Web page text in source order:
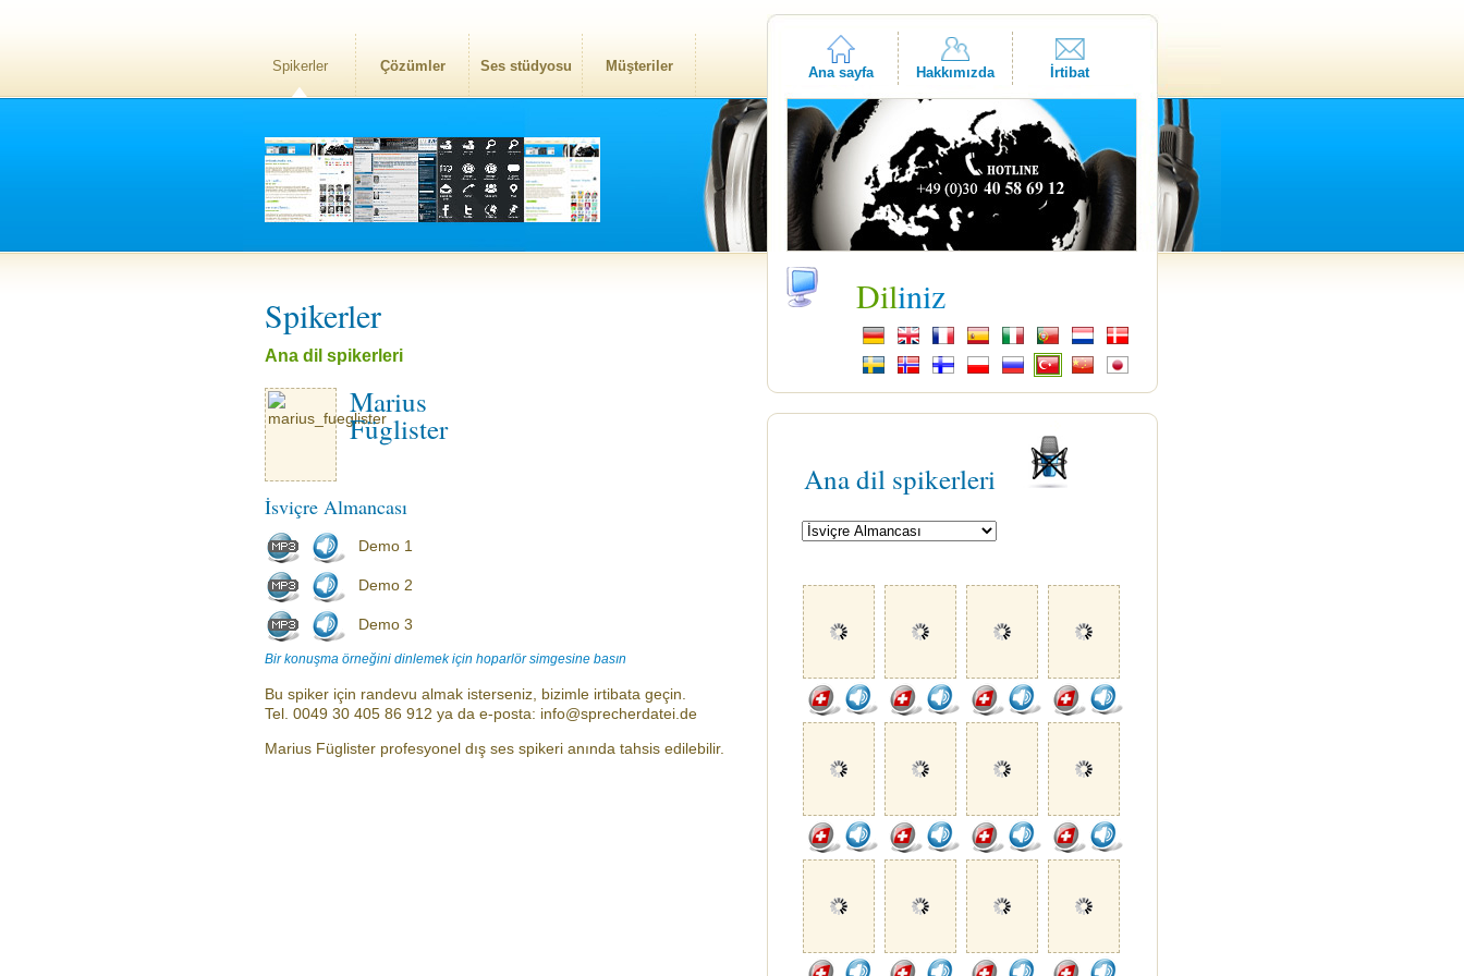
Spikerler Çözümler Ses stüdyosu Müşteriler Ana sayfa Hakkımızda İrtibat
Spikerler
Ana dil spikerleri
Marius
Füglister
İsviçre Almancası
Demo 1
Demo 2
Demo 3
Bir konuşma örneğini dinlemek için hoparlör simgesine basın
Bu spiker için randevu almak isterseniz, bizimle irtibata geçin.
Tel. 0049 30 405 86 912 ya da e-posta: info@sprecherdatei.de
Marius Füglister profesyonel dış ses spikeri anında tahsis edilebilir.
Diliniz
Ana dil spikerleri